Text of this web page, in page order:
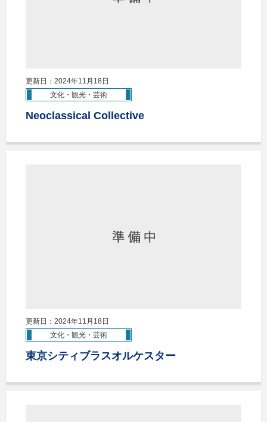
更新日：2024年11月18日
文化・観光・芸術
Neoclassical Collective
更新日：2024年11月18日
文化・観光・芸術
東京シティブラスオルケスター